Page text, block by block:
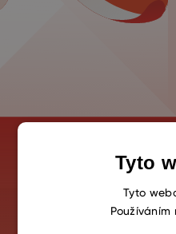
Tyto
Tyto